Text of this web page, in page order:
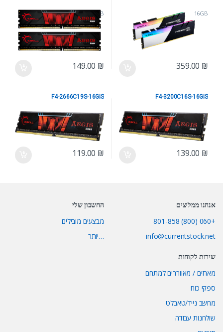
16GB
359.00 ₪
16GB
149.00 ₪
16GB
F4-3200C16S-16GIS
139.00 ₪
16GB
F4-2666C19S-16GIS
119.00 ₪
אנחנו ממליצים
+060 (800) 801-858
info@currentstock.net
החשבון שלי
מבצעים מובילים
…יותר
שירות לקוחות
מארזים / מאווררים למתחם
ספקי כוח
מחשב נייד/טאבלט
שולחנות עבודה